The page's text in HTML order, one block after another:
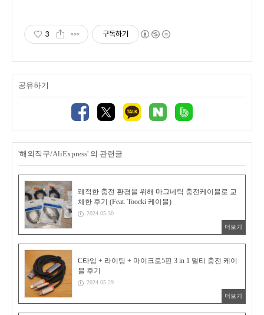
3 구독하기
공유하기
'해외직구/AliExpress' 의 관련글
쾌적한 충전 환경을 위해 마그네틱 충전케이블로 교
체한 후기 (Feat. Toocki 케이블)
2024.05.30
더보기
C타입 + 라이팅 + 마이크로5핀 3 in 1 멀티 충전 케이
블 후기
2024.05.29
더보기